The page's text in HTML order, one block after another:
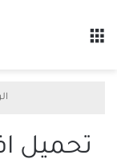
تحميل